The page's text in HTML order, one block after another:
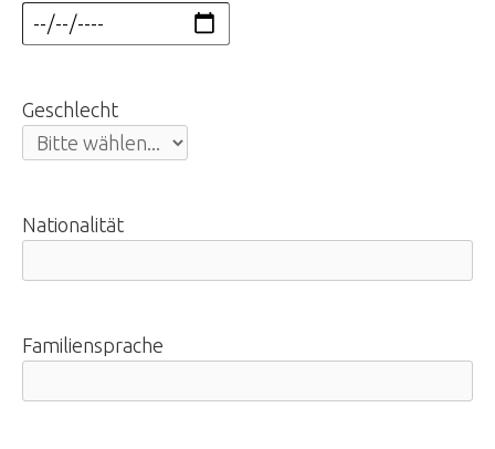
Geschlecht
Nationalität
Familiensprache